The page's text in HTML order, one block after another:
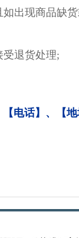
出现商品缺
受退货处理;
电话】、【